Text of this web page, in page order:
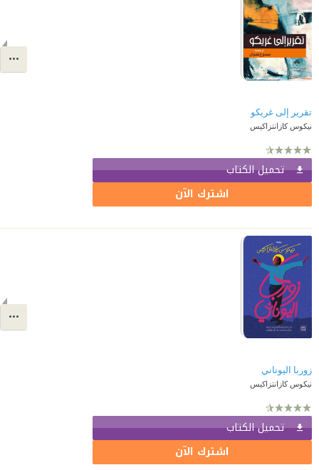
تقرير إلى غريكو
نيكوس كازانتزاكيس
تحميل الكتاب
اشترك الآن
زوربا اليوناني
نيكوس كازانتزاكيس
تحميل الكتاب
اشترك الآن